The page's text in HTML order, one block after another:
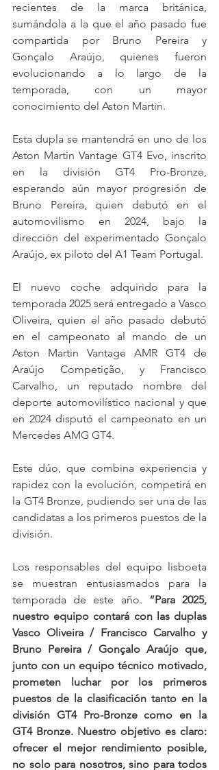
recientes de la marca británica,
sumándola a la que el año pasado fue
compartida por Bruno Pereira y
Gonçalo Araújo, quienes fueron
evolucionando a lo largo de la
temporada, con un mayor
conocimiento del Aston Martin.
Esta dupla se mantendrá en uno de los
Aston Martin Vantage GT4 Evo, inscrito
en la división GT4 Pro-Bronze,
esperando aún mayor progresión de
Bruno Pereira, quien debutó en el
automovilismo en 2024, bajo la
dirección del experimentado Gonçalo
Araújo, ex piloto del A1 Team Portugal.
El nuevo coche adquirido para la
temporada 2025 será entregado a Vasco
Oliveira, quien el año pasado debutó
en el campeonato al mando de un
Aston Martin Vantage AMR GT4 de
Araújo Competição, y Francisco
Carvalho, un reputado nombre del
deporte automovilístico nacional y que
en 2024 disputó el campeonato en un
Mercedes AMG GT4.
Este dúo, que combina experiencia y
rapidez con la evolución, competirá en
la GT4 Bronze, pudiendo ser una de las
candidatas a los primeros puestos de la
división.
Los responsables del equipo lisboeta
se muestran entusiasmados para la
temporada de este año. “Para 2025,
nuestro equipo contará con las duplas
Vasco Oliveira / Francisco Carvalho y
Bruno Pereira / Gonçalo Araújo que,
junto con un equipo técnico motivado,
prometen luchar por los primeros
puestos de la clasificación tanto en la
división GT4 Pro-Bronze como en la
GT4 Bronze. Nuestro objetivo es claro:
ofrecer el mejor rendimiento posible,
no solo para nosotros, sino para todos